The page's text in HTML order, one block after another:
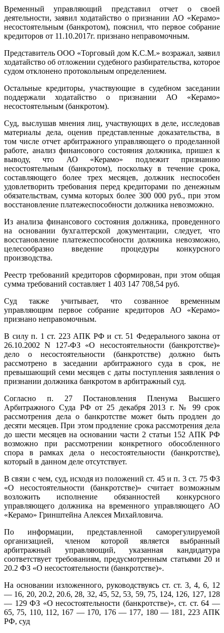
Временный управляющий представил отчет о своей
деятельности, заявил ходатайство о признании АО «Керамо»
несостоятельным (банкротом), пояснил, что первое собрание
кредиторов от 11.10.2017г. признано неправомочным.
Представитель ООО «Торговый дом К.С.М.» возражал, заявил
ходатайство об отложении судебного разбирательства, которое
судом отклонено протокольным определением.
Остальные кредиторы, участвующие в судебном заседании
поддержали ходатайство о признании АО «Керамо»
несостоятельным (банкротом).
Суд, выслушав мнения лиц, участвующих в деле, исследовав
материалы дела, оценив представленные доказательства, в
том числе отчет арбитражного управляющего о проделанной
работе, анализ финансового состояния должника, пришел к
выводу, что АО «Керамо» подлежит признанию
несостоятельным (банкротом), поскольку в течение срока,
составляющего более трех месяцев, должник неспособен
удовлетворить требования перед кредиторами по денежным
обязательствам, сумма которых более 300 000 руб., при этом
восстановление платежеспособности должника невозможно.
Из анализа финансового состояния должника, проведенного
на основании бухгалтерской документации, следует, что
восстановление платежеспособности должника невозможно,
целесообразно введение процедуры конкурсного
производства.
Реестр требований кредиторов сформирован, при этом общая
сумма требований составляет 1 403 147 708,54 руб.
Суд также учитывает, что созванное временным
управляющим первое собрание кредиторов АО «Керамо»
признано неправомочным.
В силу п. 1 ст. 223 АПК РФ и ст. 51 Федерального закона от
26.10.2002 N 127-ФЗ «О несостоятельности (банкротстве)»
дело о несостоятельности (банкротстве) должно быть
рассмотрено в заседании арбитражного суда в срок, не
превышающий семи месяцев с даты поступления заявления о
признании должника банкротом в арбитражный суд.
Согласно п. 27 Постановления Пленума Высшего
Арбитражного Суда РФ от 25 декабря 2013 г. № 99 срок
рассмотрения дела о банкротстве может быть продлен до
десяти месяцев. При этом продление срока рассмотрения дела
до шести месяцев на основании части 2 статьи 152 АПК РФ
возможно при рассмотрении конкретного обособленного
спора в рамках дела о несостоятельности (банкротстве),
который в данном деле отсутствует.
В связи с чем, суд, исходя из положений ст. 45 и п. 3 ст. 75 ФЗ
«О несостоятельности (банкротстве)» считает возможным
возложить исполнение обязанностей конкурсного
управляющего должника на временного управляющего АО
«Керамо» Гринштейна Алексея Михайловича.
По информации, представленной саморегулируемой
организацией, членом которой является выбранный
арбитражный управляющий, указанная кандидатура
соответствует требованиям, предусмотренным статьями 20 и
20.2 ФЗ «О несостоятельности (банкротстве)».
На основании изложенного, руководствуясь ст. ст. 3, 4, 6, 12
— 16, 20, 20.2, 20.6, 28, 32, 45, 52, 53, 59, 75, 124, 126, 127, 128
— 129 ФЗ «О несостоятельности (банкротстве)», ст. ст. 64 —
65, 75, 110, 112, 167 — 170, 176 — 177, 180 — 181, 223 АПК
РФ, суд